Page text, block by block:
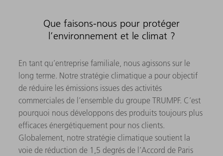
Que faisons-nous pour protéger
l’environnement et le climat ?
En tant qu’entreprise familiale, nous agissons sur le
long terme. Notre stratégie climatique a pour objectif
de réduire les émissions issues des activités
commerciales de l’ensemble du groupe TRUMPF. C’est
pourquoi nous développons des produits toujours plus
efficaces énergétiquement pour nos clients.
Globalement, notre stratégie climatique soutient la
voie de réduction de 1,5 degrés de l’Accord de Paris